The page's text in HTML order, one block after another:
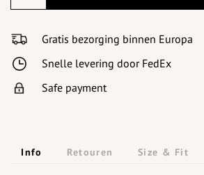
Gratis bezorging binnen Europa
Snelle levering door FedEx
Safe payment
Info Retouren Size & Fit